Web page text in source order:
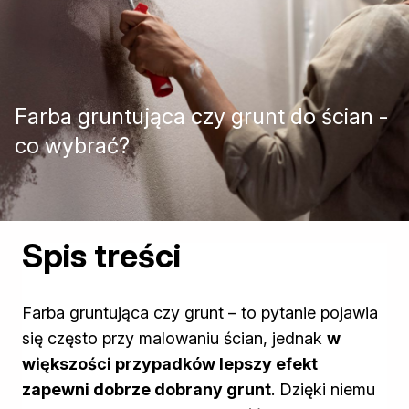
Izolacje i impregnaty budowlane
Folie w płynie
Impregnaty specjalistyczne
Impregnaty do drewna konstrukcyjnego
Przygotowanie do malowania
Grunty
Środki bioochronne
Masy szpachlowe budowlane
Środki czyszczące
Malowanie, ochrona i dekoracja
Bejce
Lakierobejce
Farby w aerozolu
Lakiery
Masy szpachlowe do drewna
Lakiery dekoracyjne
Żywica epoksydowa
Farby żaroodporne
Farba gruntująca czy grunt do ścian -
co wybrać?
Spis treści
Farba gruntująca czy grunt – to pytanie pojawia
się często przy malowaniu ścian, jednak w
większości przypadków lepszy efekt
zapewni dobrze dobrany grunt. Dzięki niemu